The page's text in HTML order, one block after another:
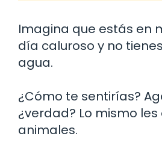
Imagina que estás en
día caluroso y no
agua.
¿Cómo te sentirías?
¿verdad? Lo mismo
animales.